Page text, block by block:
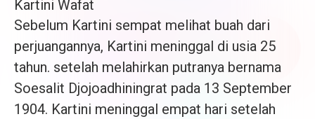
Kartini Wafat
Sebelum Kartini sempat melihat buah dari
perjuangannya, Kartini meninggal di usia 25
tahun. setelah melahirkan putranya bernama
Soesalit Djojoadhiningrat pada 13 September
1904. Kartini meninggal empat hari setelah